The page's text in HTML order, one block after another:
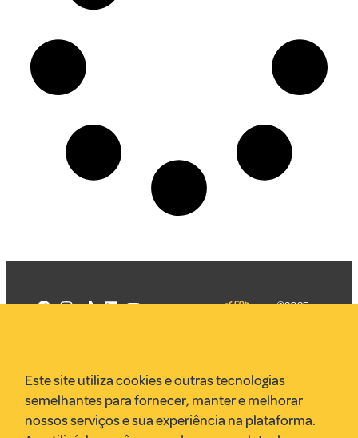
VR Assessoria
Parcerias
Envie uma pauta
©2025
Este site utiliza cookies e outras tecnologias
semelhantes para fornecer, manter e melhorar
nossos serviços e sua experiência na plataforma.